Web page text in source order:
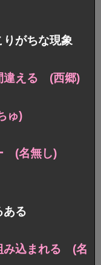
りがちな現象
違える (西郷)
ゅ)
(名無し)
ある
み込まれる (名